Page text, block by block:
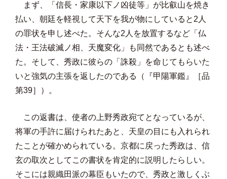
まず、「信長・家康以下ノ凶徒等」が比叡山を焼き
払い、朝廷を軽視して天下を我が物にしていると2人
の罪状を申し述べた。そんな2人を放置するなど「仏
法・王法破滅ノ相、天魔変化」も同然であるとも述べ
た。そして、秀政に彼らの「誅殺」を命じてもらいた
いと強気の主張を返したのである（『甲陽軍鑑』［品
第39］）。
この返書は、使者の上野秀政宛てとなっているが、
将軍の手許に届けられたあと、天皇の目にも入れられ
たことが確かめられている。京都に戻った秀政は、信
玄の取次としてこの書状を肯定的に説明したらしい。
そこには親織田派の幕臣もいたので、秀政と激しくぶ